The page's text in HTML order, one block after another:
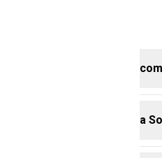
a